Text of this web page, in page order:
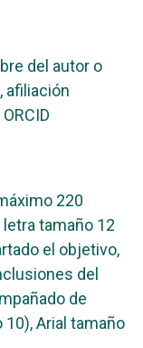
del autor o
afiliación
220
tamaño 12
el objetivo,
del
de
Arial tamaño